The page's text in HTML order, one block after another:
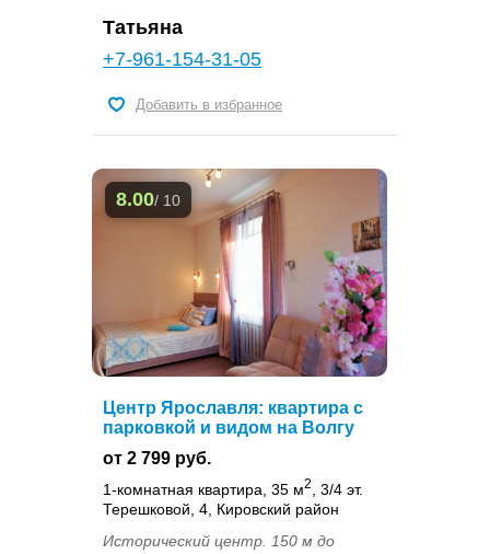
Татьяна
+7-961-154-31-05
Добавить в избранное
8.00/ 10
Центр Ярославля: квартира с
парковкой и видом на Волгу
от 2 799 руб.
1-комнатная квартира, 35 м2
, 3/4 эт.
Терешковой, 4, Кировский район
Исторический центр. 150 м до